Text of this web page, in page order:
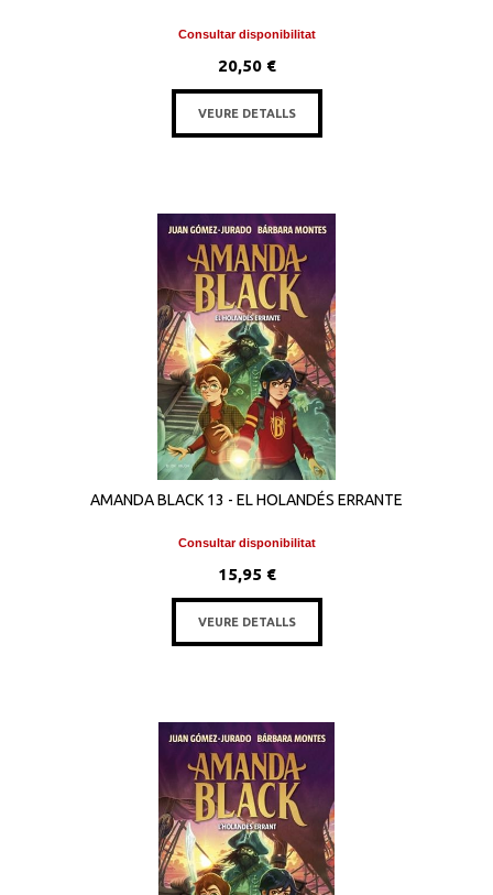
Consultar disponibilitat
20,50 €
VEURE DETALLS
AMANDA BLACK 13 - EL HOLANDÉS ERRANTE
Consultar disponibilitat
15,95 €
VEURE DETALLS